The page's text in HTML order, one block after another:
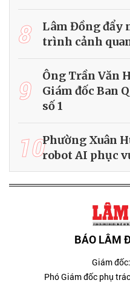
8
Lâm Đồng đẩy
trình cảnh
9
Ông Trần Văn
Giám đốc Ban
số 1
10Phường Xuân
robot AI phục
BÁO LÂM
Giám
Phó Giám đốc phụ